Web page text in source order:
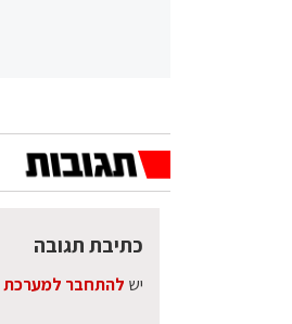
כתיבת תגובה
יש להתחבר למערכת